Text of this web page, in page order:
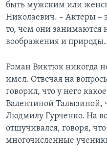
быть мужским или
Николаевич. – Актеры –
то, чем они занимаются
воображения и
Роман Виктюк никогда
имел. Отвечая на
говорил, что у него
Валентиной Талызиной,
Людмилу Гурченко. На
отшучивался, говоря,
многочисленные